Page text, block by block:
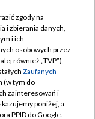
zgody na
i zbierania danych,
i ich
osobowych przez
również „TVP”),
Zaufanych
(w tym do
zainteresowań i
poniżej, a
PPID do Google.